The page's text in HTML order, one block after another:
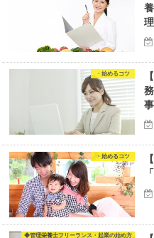
・始めるコツ
・始めるコツ
◆管理栄養士フリーランス・起業の始め方